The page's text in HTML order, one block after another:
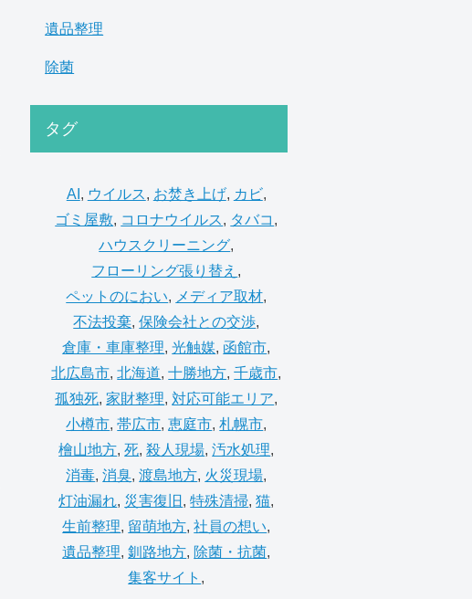
遺品整理
除菌
タグ
AI , ウイルス, お焚き上げ, カビ,
ゴミ屋敷, コロナウイルス, タバコ ,
ハウスクリーニング,
フローリング張り替え ,
ペットのにおい, メディア取材,
不法投棄,保険会社との交渉,
倉庫・車庫整理,光触媒, 函館市,
北広島市,北海道,十勝地方,千歳市,
孤独死,家財整理, 対応可能エリア,
小樽市,帯広市,恵庭市,札幌市,
檜山地方,死,殺人現場,汚水処理,
消毒,消臭,渡島地方, 火災現場,
灯油漏れ, 災害復旧 ,特殊清掃,猫,
生前整理, 留萌地方,社員の想い,
遺品整理,釧路地方, 除菌・抗菌,
集客サイト ,